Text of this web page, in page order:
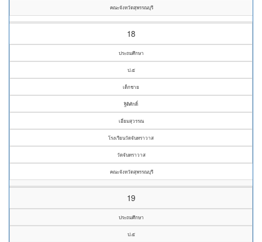
คณะจังหวัดสุพรรณบุรี
18
ประถมศึกษา
ป.๕
เด็กชาย
ฐิติศักดิ์
เอี่ยมสุวรรณ
โรงเรียนวัดจันทราวาส
วัดจันทราวาส
คณะจังหวัดสุพรรณบุรี
19
ประถมศึกษา
ป.๕